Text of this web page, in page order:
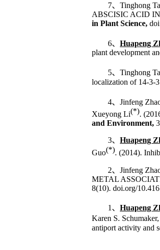
7、 Tinghong
ABSCISIC ACID
in Plant Science,
6、 Huapeng
plant development
5、 Tinghong
localization of 14-3-
4、 Jinfeng
Xueyong Li(*).
and Environment,
3、 Huapeng
Guo(*). (2014).
2、 Jinfeng
METAL
8(10). doi.org/
1 、 Huapeng
Karen S.
antiport activity and